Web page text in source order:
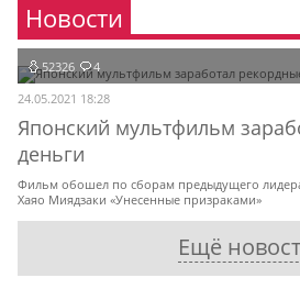
Новости
52326 4
24.05.2021 18:28
Японский мультфильм
деньги
Фильм обошел по сборам предыдущего
Хаяо Миядзаки «Унесенные призраками»
Ещё